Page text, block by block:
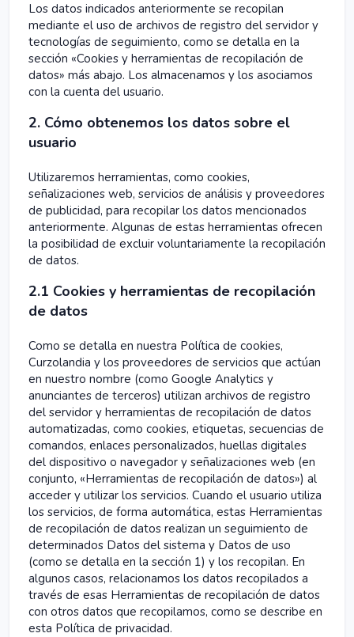
Los datos indicados anteriormente se recopilan
mediante el uso de archivos de registro del servidor y
tecnologías de seguimiento, como se detalla en la
sección «Cookies y herramientas de recopilación de
datos» más abajo. Los almacenamos y los asociamos
con la cuenta del usuario.
2. Cómo obtenemos los datos sobre el
usuario
Utilizaremos herramientas, como cookies,
señalizaciones web, servicios de análisis y proveedores
de publicidad, para recopilar los datos mencionados
anteriormente. Algunas de estas herramientas ofrecen
la posibilidad de excluir voluntariamente la recopilación
de datos.
2.1 Cookies y herramientas de recopilación
de datos
Como se detalla en nuestra Política de cookies,
Curzolandia y los proveedores de servicios que actúan
en nuestro nombre (como Google Analytics y
anunciantes de terceros) utilizan archivos de registro
del servidor y herramientas de recopilación de datos
automatizadas, como cookies, etiquetas, secuencias de
comandos, enlaces personalizados, huellas digitales
del dispositivo o navegador y señalizaciones web (en
conjunto, «Herramientas de recopilación de datos») al
acceder y utilizar los servicios. Cuando el usuario utiliza
los servicios, de forma automática, estas Herramientas
de recopilación de datos realizan un seguimiento de
determinados Datos del sistema y Datos de uso
(como se detalla en la sección 1) y los recopilan. En
algunos casos, relacionamos los datos recopilados a
través de esas Herramientas de recopilación de datos
con otros datos que recopilamos, como se describe en
esta Política de privacidad.